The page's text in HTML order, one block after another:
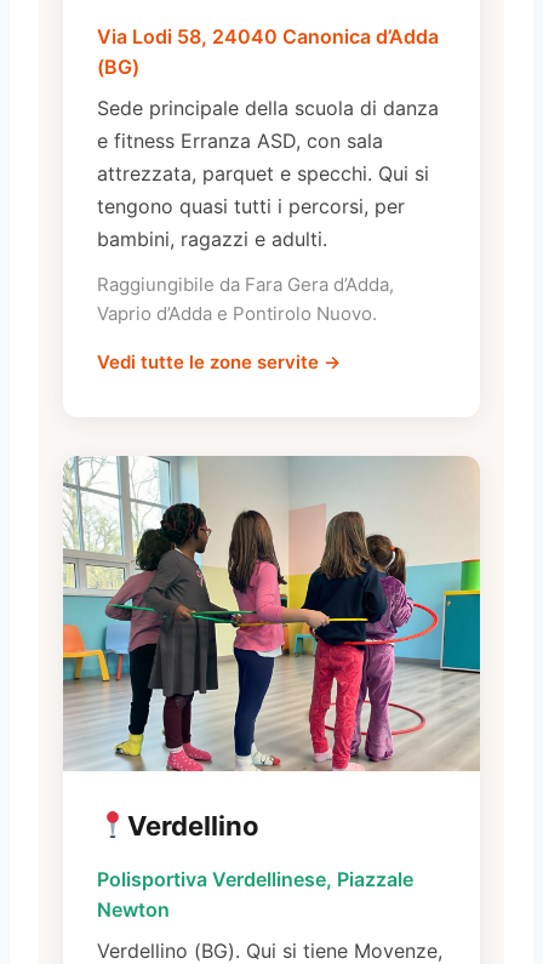
Via Lodi 58, 24040 Canonica d’Adda
(BG)
Sede principale della scuola di danza
e fitness Erranza ASD, con sala
attrezzata, parquet e specchi. Qui si
tengono quasi tutti i percorsi, per
bambini, ragazzi e adulti.
Raggiungibile da Fara Gera d’Adda,
Vaprio d’Adda e Pontirolo Nuovo.
Vedi tutte le zone servite →
Verdellino
Polisportiva Verdellinese, Piazzale
Newton
Verdellino (BG). Qui si tiene Movenze,